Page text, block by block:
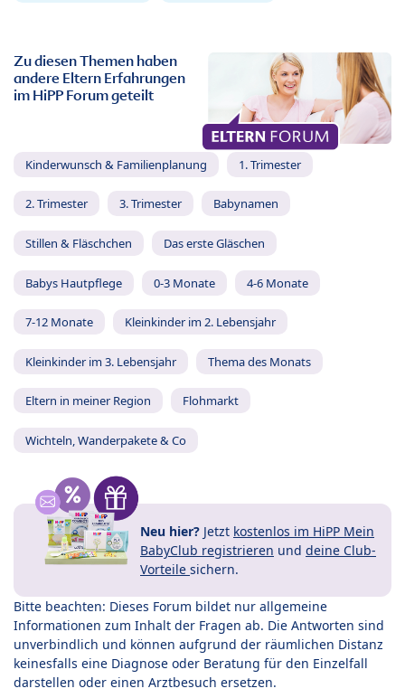
Zu diesen Themen haben
andere Eltern Erfahrungen
im HiPP Forum geteilt
Kinderwunsch & Familienplanung 1. Trimester
2. Trimester 3. Trimester Babynamen
Stillen & Fläschchen Das erste Gläschen
Babys Hautpflege 0-3 Monate 4-6 Monate
7-12 Monate Kleinkinder im 2. Lebensjahr
Kleinkinder im 3. Lebensjahr Thema des Monats
Eltern in meiner Region Flohmarkt
Wichteln, Wanderpakete & Co
Neu hier? Jetzt kostenlos im HiPP Mein
BabyClub registrieren und deine Club-
Vorteile sichern.
Bitte beachten: Dieses Forum bildet nur allgemeine
Informationen zum Inhalt der Fragen ab. Die Antworten sind
unverbindlich und können aufgrund der räumlichen Distanz
keinesfalls eine Diagnose oder Beratung für den Einzelfall
darstellen oder einen Arztbesuch ersetzen.